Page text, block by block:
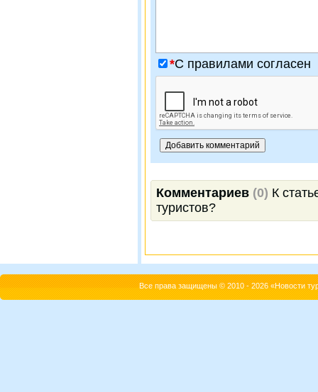
*C правилами согласен
Комментариев (0) К
туристов?
Все права защищены © 2010 - 2026 «Новости